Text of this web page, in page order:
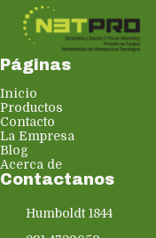
Páginas
Inicio
Productos
Contacto
La Empresa
Blog
Acerca de
Contactanos
Humboldt 1844